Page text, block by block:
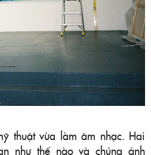
thuật vừa làm âm nhạc. Hai
như thế nào và chúng ảnh